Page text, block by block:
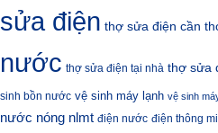
sửa điện thợ sửa điện cần
nước thợ sửa điện tại nhà thợ sửa
sinh bồn nước vệ sinh máy lạnh vệ sinh
nước nóng nlmt điện nước điện thông